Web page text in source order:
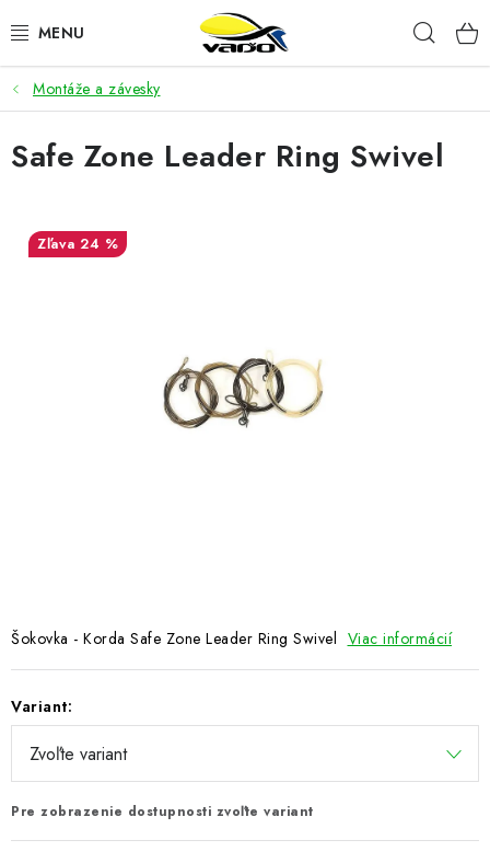
na
ŽIVÁ NÁSTRAHA
BIŽUTÉRIA
NÁSTRAHY A KRMIVÁ
PRÚTY
KONTAKTY
Montáže a závesky
Šokovka - Korda Safe Zone Leader Ring Swivel Viac informácií
Variant:
Pre zobrazenie dostupnosti zvoľte variant
Safe Zone Leader Ring Swivel
24 %